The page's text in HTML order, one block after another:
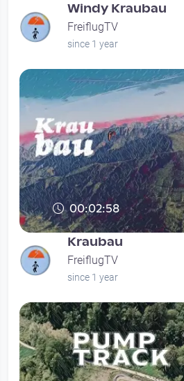
Windy Kraubau
FreiflugTV
since 1 year
00:02:58
Kraubau
FreiflugTV
since 1 year